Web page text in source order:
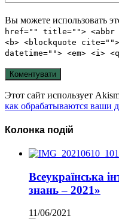
Вы можете использовать
href="" title="">
<b> <blockquote
datetime=""> <em> <i>
Этот сайт использует
как обрабатываются ваши
Колонка подій
Всеукраїнська
знань – 2021»
11/06/2021